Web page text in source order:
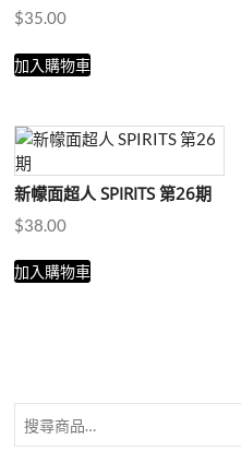
期
量
$35.00
加入購物車
新幪面超人 SPIRITS 第26期
$38.00
加入購物車